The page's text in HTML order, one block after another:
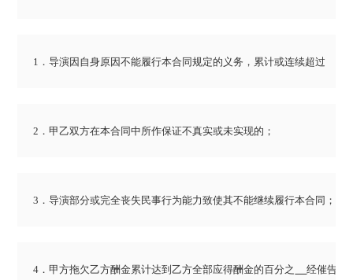
1．导演因自身原因不能履行本合同规定的义务，累计或连续超过
2．甲乙双方在本合同中所作保证不真实或未实现的；
3．导演部分或完全丧失民事行为能力致使其不能继续履行本合同；
4．甲方拖欠乙方酬金累计达到乙方全部应得酬金的百分之 经催告后